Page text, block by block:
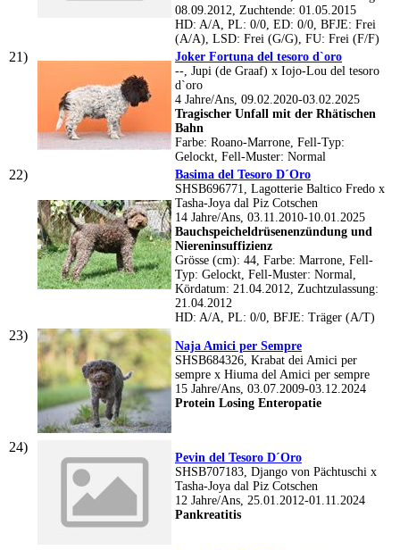
08.09.2012, Zuchtende: 01.05.2015
HD: A/A, PL: 0/0, ED: 0/0, BFJE: Frei
(A/A), LSD: Frei (G/G), FU: Frei (F/F)
Joker Fortuna del tesoro d`oro
--, Jupi (de Graaf) x Iojo-Lou del tesoro
d`oro
4 Jahre/Ans, 09.02.2020-03.02.2025
Tragischer Unfall mit der Rhätischen
Bahn
Farbe: Roano-Marrone, Fell-Typ:
Gelockt, Fell-Muster: Normal
Basima del Tesoro D´Oro
SHSB696771, Lagotterie Baltico Fredo x
Tasha-Joya dal Piz Cotschen
14 Jahre/Ans, 03.11.2010-10.01.2025
Bauchspeicheldrüsenenzündung und
Niereninsuffizienz
Grösse (cm): 44, Farbe: Marrone, Fell-
Typ: Gelockt, Fell-Muster: Normal,
Kördatum: 21.04.2012, Zuchtzulassung:
21.04.2012
HD: A/A, PL: 0/0, BFJE: Träger (A/T)
Naja Amici per Sempre
SHSB684326, Krabat dei Amici per
sempre x Hiuma del Amici per sempre
15 Jahre/Ans, 03.07.2009-03.12.2024
Protein Losing Enteropatie
Pevin del Tesoro D´Oro
SHSB707183, Django von Pächtuschi x
Tasha-Joya dal Piz Cotschen
12 Jahre/Ans, 25.01.2012-01.11.2024
Pankreatitis